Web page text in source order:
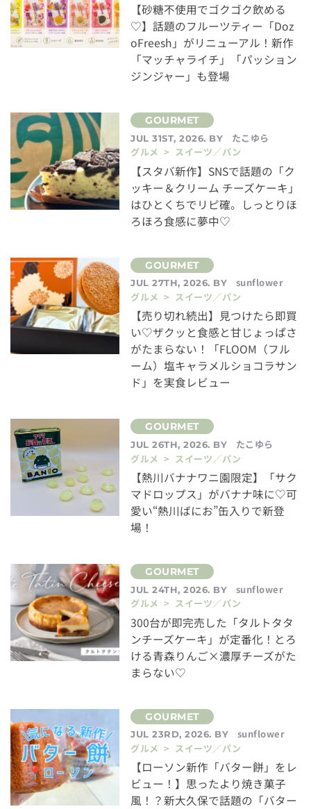
【砂糖不使用でゴクゴク飲める
♡】話題のフルーツティー「Doz
oFreesh」がリニューアル！新作
「マッチャライチ」「パッション
ジンジャー」も登場
JUL 31ST, 2026. BY
たこゆら
グルメ > スイーツ／パン
【スタバ新作】SNSで話題の「ク
ッキー＆クリーム チーズケーキ」
はひとくちでリピ確。しっとりほ
ろほろ食感に夢中♡
JUL 27TH, 2026. BY
sunflower
グルメ > スイーツ／パン
【売り切れ続出】見つけたら即買
い♡ザクッと食感と甘じょっぱさ
がたまらない！「FLOOM（フル
ーム）塩キャラメルショコラサン
ド」を実食レビュー
JUL 26TH, 2026. BY
たこゆら
グルメ > スイーツ／パン
【熱川バナナワニ園限定】「サク
マドロップス」がバナナ味に♡可
愛い“熱川ばにお”缶入りで新登
場！
JUL 24TH, 2026. BY
sunflower
グルメ > スイーツ／パン
300台が即完売した「タルトタタ
ンチーズケーキ」が定番化！とろ
ける青森りんご×濃厚チーズがた
まらない♡
JUL 23RD, 2026. BY
sunflower
グルメ > スイーツ／パン
【ローソン新作「バター餅」をレ
ビュー！】思ったより焼き菓子
風！？新大久保で話題の「バター